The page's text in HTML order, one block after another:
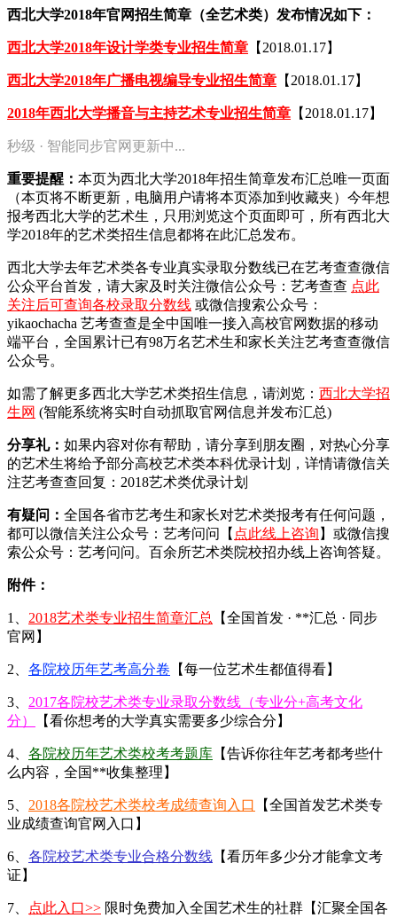
西北大学2018年官网招生简章（全艺术类）发布情况如下：
西北大学2018年设计学类专业招生简章 【2018.01.17】
西北大学2018年广播电视编导专业招生简章 【2018.01.17】
2018年西北大学播音与主持艺术专业招生简章 【2018.01.17】
秒级 · 智能同步官网更新中...
重要提醒： 本页为西北大学2018年招生简章发布汇总唯一页面
（本页将不断更新，电脑用户请将本页添加到收藏夹）今年想
报考西北大学的艺术生，只用浏览这个页面即可，所有西北大
学2018年的艺术类招生信息都将在此汇总发布。
西北大学去年艺术类各专业真实录取分数线已在艺考查查微信
公众平台首发， 请大家及时关注微信公众号：艺考查查 点此
关注后可查询各校录取分数线 或微信搜索公众号：
yikaochacha 艺考查查是全中国唯一接入高校官网数据的移动
端平台，全国累计已有98万名艺术生和家长关注艺考查查微信
公众号。
如需了解更多西北大学艺术类招生信息，请浏览： 西北大学招
生网 (智能系统将实时自动抓取官网信息并发布汇总)
分享礼： 如果内容对你有帮助，请分享到朋友圈，对热心分享
的艺术生将给予部分高校艺术类本科优录计划，详情请微信关
注艺考查查回复：2018艺术类优录计划
有疑问： 全国各省市艺考生和家长对艺术类报考有任何问题，
都可以微信关注公众号：艺考问问【 点此线上咨询 】或微信搜
索公众号：艺考问问。百余所艺术类院校招办线上咨询答疑。
附件：
1、 2018艺术类专业招生简章汇总
【全国首发 · **汇总 · 同步
官网】
2、 各院校历年艺考高分卷 【每一位艺术生都值得看】
3、 2017各院校艺术类专业录取分数线（专业分+高考文化
分）
【看你想考的大学真实需要多少综合分】
4、 各院校历年艺术类校考考题库 【告诉你往年艺考都考些什
么内容，全国**收集整理】
5、 2018各院校艺术类校考成绩查询入口
【全国首发艺术类专
业成绩查询官网入口】
6、 各院校艺术类专业合格分数线 【看历年多少分才能拿文考
证】
7、 点此入口>> 限时免费加入全国艺术生的社群【汇聚全国各